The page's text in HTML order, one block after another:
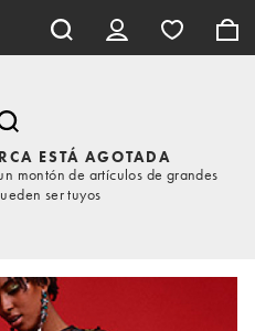
ESTÁ AGOTADA
montón de artículos de grandes
ser tuyos